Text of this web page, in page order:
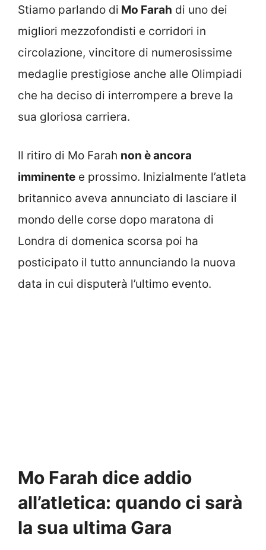
Stiamo parlando di Mo Farah di uno dei
migliori mezzofondisti e corridori in
circolazione, vincitore di numerosissime
medaglie prestigiose anche alle Olimpiadi
che ha deciso di interrompere a breve la
sua gloriosa carriera.
Il ritiro di Mo Farah non è ancora
imminente e prossimo. Inizialmente l’atleta
britannico aveva annunciato di lasciare il
mondo delle corse dopo maratona di
Londra di domenica scorsa poi ha
posticipato il tutto annunciando la nuova
data in cui disputerà l’ultimo evento.
Mo Farah dice addio
all’atletica: quando ci sarà
la sua ultima Gara